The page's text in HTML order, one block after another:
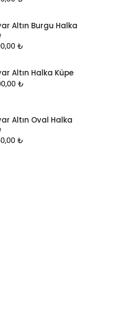
Altın Burgu Halka
₺
Altın Halka Küpe
₺
Altın Oval Halka
₺